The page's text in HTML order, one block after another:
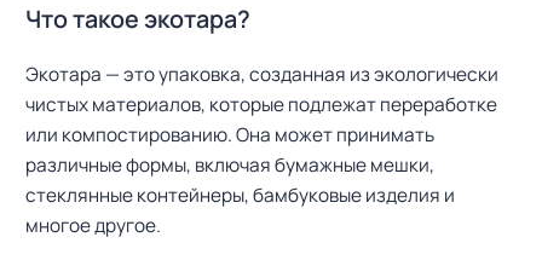
Что такое экотара?
Экотара — это упаковка, созданная из экологически
чистых материалов, которые подлежат переработке
или компостированию. Она может принимать
различные формы, включая бумажные мешки,
стеклянные контейнеры, бамбуковые изделия и
многое другое.